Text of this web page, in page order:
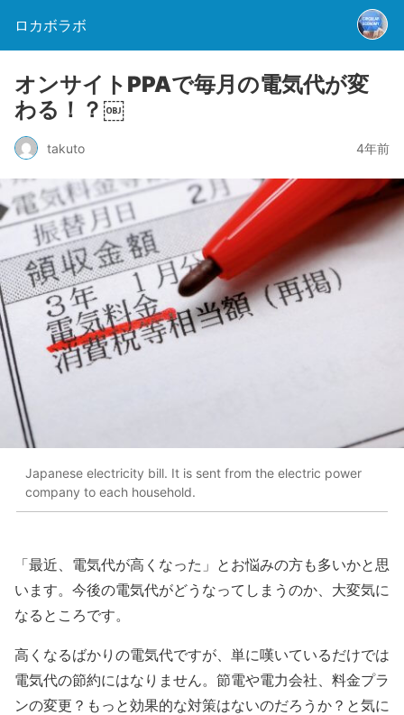
ロカボラボ
オンサイトPPAで毎月の電気代が変
わる！？￼
takuto 4年前
Japanese electricity bill. It is sent from the electric power
company to each household.
「最近、電気代が高くなった」とお悩みの方も多いかと思
います。今後の電気代がどうなってしまうのか、大変気に
なるところです。
高くなるばかりの電気代ですが、単に嘆いているだけでは
電気代の節約にはなりません。節電や電力会社、料金プラ
ンの変更？もっと効果的な対策はないのだろうか？と気に